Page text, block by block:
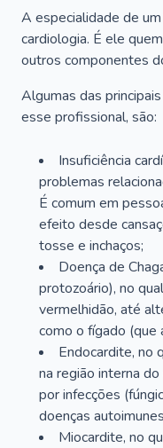
A especialidade de
cardiologia. É ele
outros componentes
Algumas das
esse profissional, são:
Insuficiência
problemas
É comum em
efeito desde
tosse e inchaços;
Doença de
protozoário), no
vermelhidão, até
como o fígado (que
Endocardite, no
na região interna
por infecções
doenças
Miocardite, no